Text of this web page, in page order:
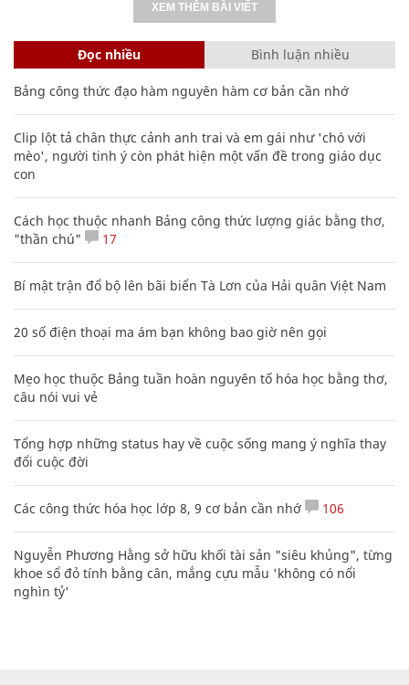
XEM THÊM BÀI VIẾT
Đọc nhiều Bình luận nhiều
Bảng công thức đạo hàm nguyên hàm cơ bản cần nhớ
Clip lột tả chân thực cảnh anh trai và em gái như 'chó với
mèo', người tinh ý còn phát hiện một vấn đề trong giáo dục
con
Cách học thuộc nhanh Bảng công thức lượng giác bằng thơ,
"thần chú"
17
Bí mật trận đổ bộ lên bãi biển Tà Lơn của Hải quân Việt Nam
20 số điện thoại ma ám bạn không bao giờ nên gọi
Mẹo học thuộc Bảng tuần hoàn nguyên tố hóa học bằng thơ,
câu nói vui vẻ
Tổng hợp những status hay về cuộc sống mang ý nghĩa thay
đổi cuộc đời
Các công thức hóa học lớp 8, 9 cơ bản cần nhớ 106
Nguyễn Phương Hằng sở hữu khối tài sản "siêu khủng", từng
khoe sổ đỏ tính bằng cân, mắng cựu mẫu 'không có nổi
nghìn tỷ'